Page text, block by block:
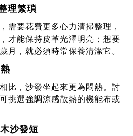
理繁瑣
需要花費更多心力清掃整理，
才能保持皮革光澤明亮；想要
月，就必須時常保養清潔它。
比，沙發坐起來更為悶熱。討
挑選強調涼感散熱的機能布或
沙發短